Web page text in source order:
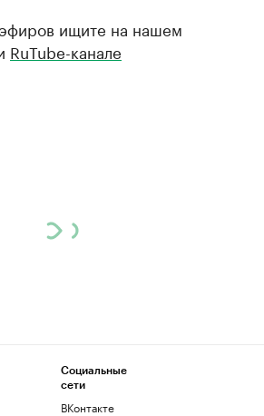
ищите на нашем
RuTube-канале
Социальные
сети
ВКонтакте